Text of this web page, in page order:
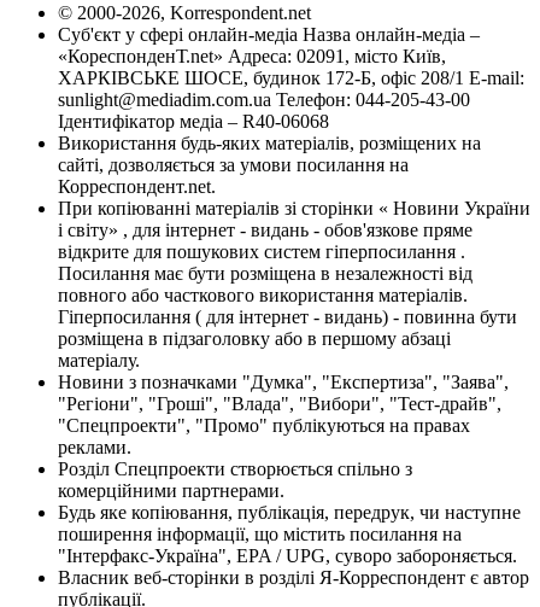
© 2000-2026, Korrespondent.net
Суб'єкт у сфері онлайн-медіа Назва онлайн-медіа –
«КореспонденТ.net» Адреса: 02091, місто Київ,
ХАРКІВСЬКЕ ШОСЕ, будинок 172-Б, офіс 208/1 E-mail:
sunlight@mediadim.com.ua Телефон: 044-205-43-00
Ідентифікатор медіа – R40-06068
Використання будь-яких матеріалів, розміщених на
сайті, дозволяється за умови посилання на
Корреспондент.net.
При копіюванні матеріалів зі сторінки « Новини України
і світу» , для інтернет - видань - обов'язкове пряме
відкрите для пошукових систем гіперпосилання .
Посилання має бути розміщена в незалежності від
повного або часткового використання матеріалів.
Гіперпосилання ( для інтернет - видань) - повинна бути
розміщена в підзаголовку або в першому абзаці
матеріалу.
Новини з позначками "Думка", "Експертиза", "Заява",
"Регіони", "Гроші", "Влада", "Вибори", "Тест-драйв",
"Спецпроекти", "Промо" публікуються на правах
реклами.
Розділ Спецпроекти створюється спільно з
комерційними партнерами.
Будь яке копіювання, публікація, передрук, чи наступне
поширення інформації, що містить посилання на
"Інтерфакс-Україна", EPA / UPG, суворо забороняється.
Власник веб-сторінки в розділі Я-Корреспондент є автор
публікації.